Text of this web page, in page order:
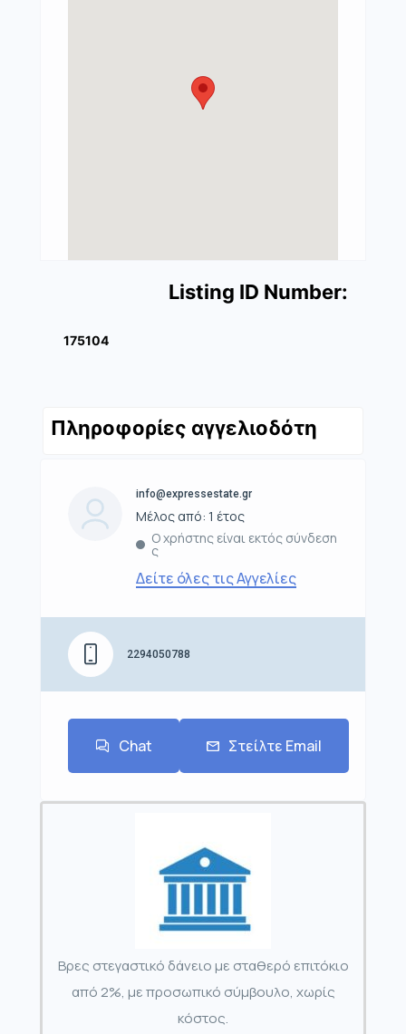
Listing ID Number:
175104
Πληροφορίες αγγελιοδότη
info@expressestate.gr
Μέλος από: 1 έτος
Ο χρήστης είναι εκτός σύνδεση
ς
Δείτε όλες τις Αγγελίες
2294050788
Chat Στείλτε Email
Βρες στεγαστικό δάνειο με σταθερό επιτόκιο
από 2%, με προσωπικό σύμβουλο, χωρίς
κόστος.